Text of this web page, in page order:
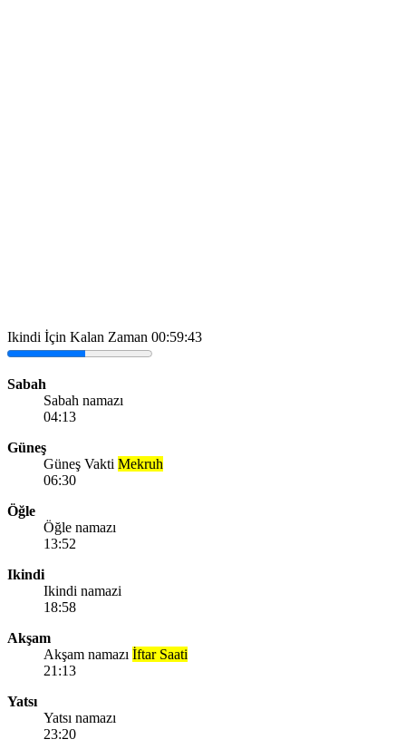
Ikindi İçin Kalan Zaman 00:59:43
Sabah
Sabah namazı
04:13
Güneş
Güneş Vakti Mekruh
06:30
Öğle
Öğle namazı
13:52
Ikindi
Ikindi namazi
18:58
Akşam
Akşam namazı İftar Saati
21:13
Yatsı
Yatsı namazı
23:20